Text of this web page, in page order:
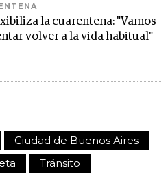
la cuarentena: "Vamos
volver a la vida habitual"
Ciudad de Buenos Aires
Tránsito